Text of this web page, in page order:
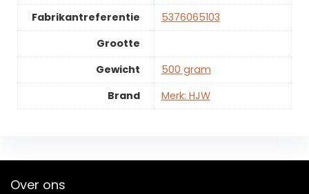
Fabrikantreferentie
‎5376065103
Grootte
Gewicht
‎500 gram
Brand
Merk: HJW
Over ons